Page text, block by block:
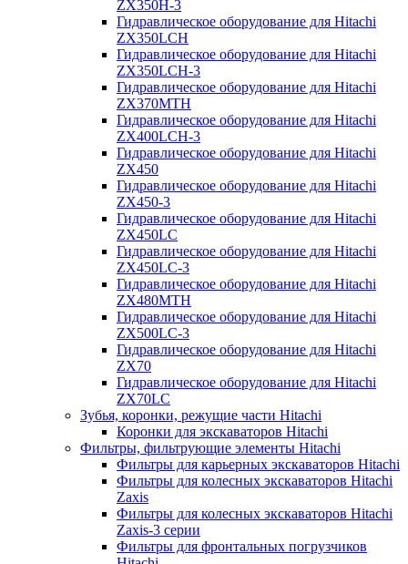
ZX350H-3
Гидравлическое оборудование для Hitachi
ZX350LCH
Гидравлическое оборудование для Hitachi
ZX350LCH-3
Гидравлическое оборудование для Hitachi
ZX370MTH
Гидравлическое оборудование для Hitachi
ZX400LCH-3
Гидравлическое оборудование для Hitachi
ZX450
Гидравлическое оборудование для Hitachi
ZX450-3
Гидравлическое оборудование для Hitachi
ZX450LC
Гидравлическое оборудование для Hitachi
ZX450LC-3
Гидравлическое оборудование для Hitachi
ZX480MTH
Гидравлическое оборудование для Hitachi
ZX500LC-3
Гидравлическое оборудование для Hitachi
ZX70
Гидравлическое оборудование для Hitachi
ZX70LC
Зубья, коронки, режущие части Hitachi
Коронки для экскаваторов Hitachi
Фильтры, фильтрующие элементы Hitachi
Фильтры для карьерных экскаваторов Hitachi
Фильтры для колесных экскаваторов Hitachi
Zaxis
Фильтры для колесных экскаваторов Hitachi
Zaxis-3 серии
Фильтры для фронтальных погрузчиков